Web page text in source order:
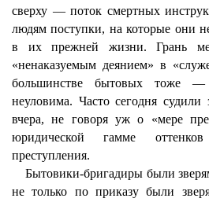
сверху — поток смертных
людям поступки, на которые они
в их прежней жизни. Грань
«ненаказуемым деянием» в
большинстве бытовых тоже —
неуловима. Часто сегодня
вчера, не говоря уж о «мере
юридической гамме
преступления.
Бытовики-бригадиры были
не только по приказу были